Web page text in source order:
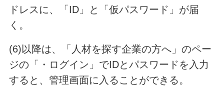
ドレスに、「ID」と「仮パスワード」が届
く。
(6)以降は、「人材を探す企業の方へ」のペー
ジの「・ログイン」でIDとパスワードを入力
すると、管理画面に入ることができる。